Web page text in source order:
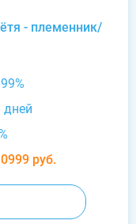
- племенник/
дней
руб.